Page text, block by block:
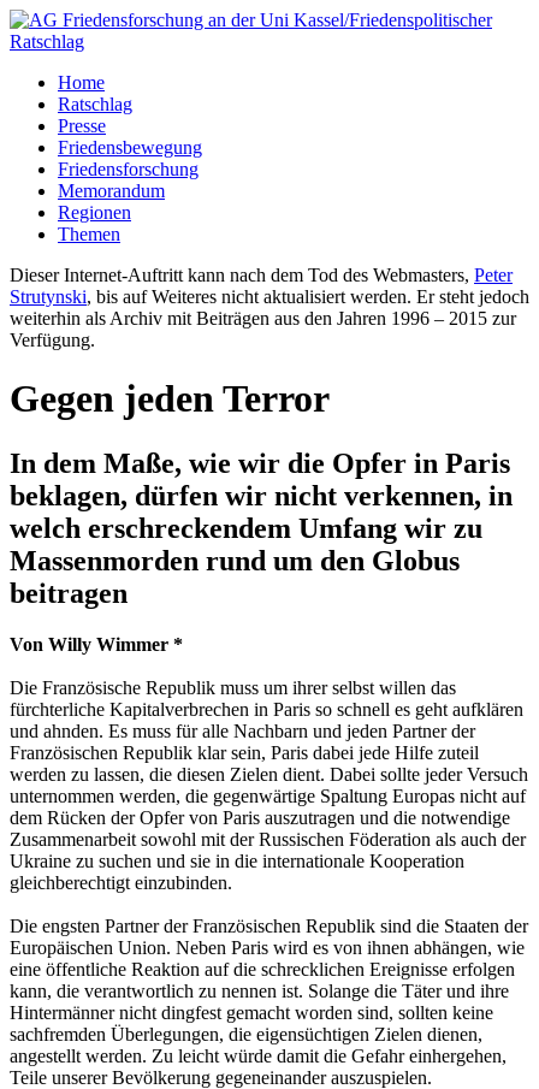
Home
Ratschlag
Presse
Friedensbewegung
Friedensforschung
Memorandum
Regionen
Themen
Dieser Internet-Auftritt kann nach dem Tod des Webmasters, Peter
Strutynski, bis auf Weiteres nicht aktualisiert werden. Er steht jedoch
weiterhin als Archiv mit Beiträgen aus den Jahren 1996 – 2015 zur
Verfügung.
Gegen jeden Terror
In dem Maße, wie wir die Opfer in Paris
beklagen, dürfen wir nicht verkennen, in
welch erschreckendem Umfang wir zu
Massenmorden rund um den Globus
beitragen
Von Willy Wimmer *
Die Französische Republik muss um ihrer selbst willen das
fürchterliche Kapitalverbrechen in Paris so schnell es geht aufklären
und ahnden. Es muss für alle Nachbarn und jeden Partner der
Französischen Republik klar sein, Paris dabei jede Hilfe zuteil
werden zu lassen, die diesen Zielen dient. Dabei sollte jeder Versuch
unternommen werden, die gegenwärtige Spaltung Europas nicht auf
dem Rücken der Opfer von Paris auszutragen und die notwendige
Zusammenarbeit sowohl mit der Russischen Föderation als auch der
Ukraine zu suchen und sie in die internationale Kooperation
gleichberechtigt einzubinden.
Die engsten Partner der Französischen Republik sind die Staaten der
Europäischen Union. Neben Paris wird es von ihnen abhängen, wie
eine öffentliche Reaktion auf die schrecklichen Ereignisse erfolgen
kann, die verantwortlich zu nennen ist. Solange die Täter und ihre
Hintermänner nicht dingfest gemacht worden sind, sollten keine
sachfremden Überlegungen, die eigensüchtigen Zielen dienen,
angestellt werden. Zu leicht würde damit die Gefahr einhergehen,
Teile unserer Bevölkerung gegeneinander auszuspielen.